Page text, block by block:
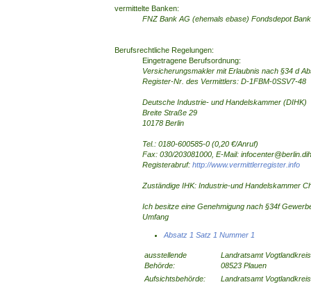
vermittelte Banken:
FNZ Bank AG (ehemals ebase) Fondsdepot
Berufsrechtliche Regelungen:
Eingetragene Berufsordnung:
Versicherungsmakler mit Erlaubnis nach §34 d
Register-Nr. des Vermittlers: D-1FBM-0SSV7-48
Deutsche Industrie- und Handelskammer (DIHK)
Breite Straße 29
10178 Berlin
Tel.: 0180-600585-0 (0,20 €/Anruf)
Fax: 030/203081000, E-Mail:
Registerabruf: http://www.vermittlerregister.info
Zuständige IHK: Industrie-und Handelskammer
Ich besitze eine Genehmigung nach §34f
Umfang
Absatz 1 Satz 1 Nummer 1
ausstellende
Behörde:
Landratsamt
08523 Plauen
Aufsichtsbehörde:
Landratsamt